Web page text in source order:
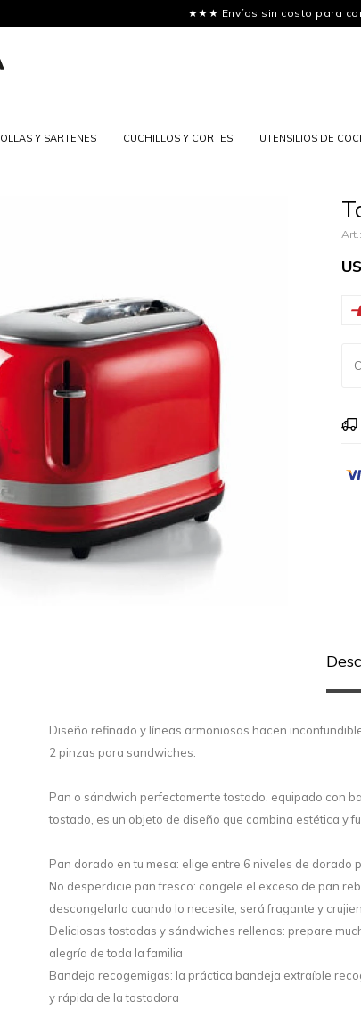
★★★ Envíos sin costo para
OLLAS Y SARTENES CUCHILLOS Y CORTES UTENSILIOS DE
Diseño refinado y líneas armoniosas hacen
2 pinzas para sandwiches.
Pan o sándwich perfectamente tostado, equipado con
tostado, es un objeto de diseño que combina estética y
Pan dorado en tu mesa: elige entre 6 niveles de dorado
No desperdicie pan fresco: congele el exceso de pan
descongelarlo cuando lo necesite; será fragante y
Deliciosas tostadas y sándwiches rellenos: prepare
alegría de toda la familia
Bandeja recogemigas: la práctica bandeja extraíble
y rápida de la tostadora